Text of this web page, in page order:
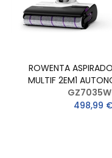
ROWENTA
MULTIF 2EM1
498,99